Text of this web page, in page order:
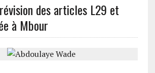
des articles L29 et
à Mbour